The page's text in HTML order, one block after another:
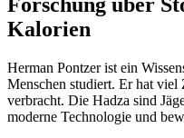
Kalorien
Herman Pontzer ist ein
Menschen studiert. Er hat viel
verbracht. Die Hadza sind
moderne Technologie und